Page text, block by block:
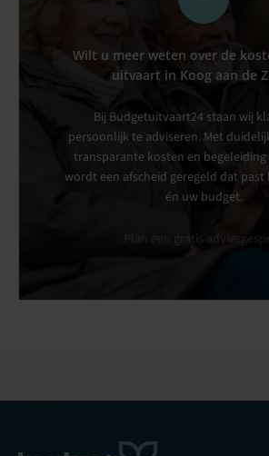
Wilt u meer weten over de
uitvaart in Koog aan de
Bij Budgetuitvaart24 staan wij
persoonlijk te adviseren. Met
transparante kosten en
wordt een afscheid geregeld dat past
én uw budget.
Plan een gratis